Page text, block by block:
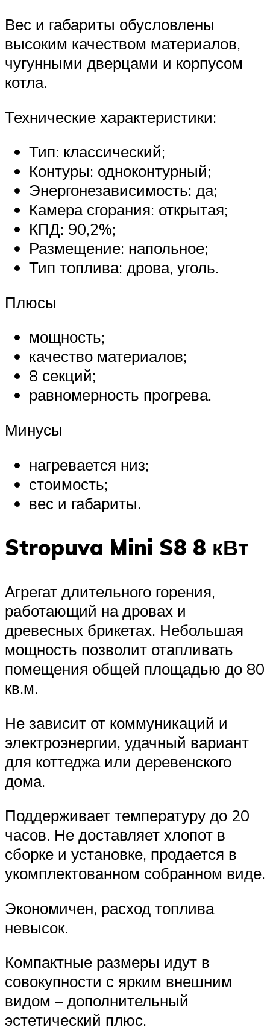
Вес и габариты обусловлены
высоким качеством материалов,
чугунными дверцами и корпусом
котла.
Технические характеристики:
Тип: классический;
Контуры: одноконтурный;
Энергонезависимость: да;
Камера сгорания: открытая;
КПД: 90,2%;
Размещение: напольное;
Тип топлива: дрова, уголь.
Плюсы
мощность;
качество материалов;
8 секций;
равномерность прогрева.
Минусы
нагревается низ;
стоимость;
вес и габариты.
Stropuva Mini S8 8 кВт
Агрегат длительного горения,
работающий на дровах и
древесных брикетах. Небольшая
мощность позволит отапливать
помещения общей площадью до 80
кв.м.
Не зависит от коммуникаций и
электроэнергии, удачный вариант
для коттеджа или деревенского
дома.
Поддерживает температуру до 20
часов. Не доставляет хлопот в
сборке и установке, продается в
укомплектованном собранном виде.
Экономичен, расход топлива
невысок.
Компактные размеры идут в
совокупности с ярким внешним
видом – дополнительный
эстетический плюс.